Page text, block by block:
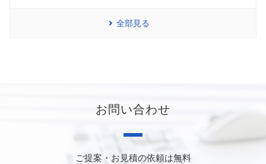
全部見る
お問い合わせ
ご提案・お見積の依頼は無料